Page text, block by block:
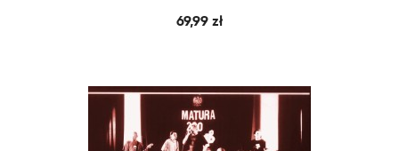
69,99 zł